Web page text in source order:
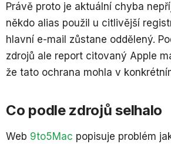
Právě proto je aktuální chyba
někdo alias použil u citlivější
hlavní e-mail zůstane oddělený.
zdrojů ale report citovaný Apple
že tato ochrana mohla v
Co podle zdrojů selhalo
Web 9to5Mac popisuje problém